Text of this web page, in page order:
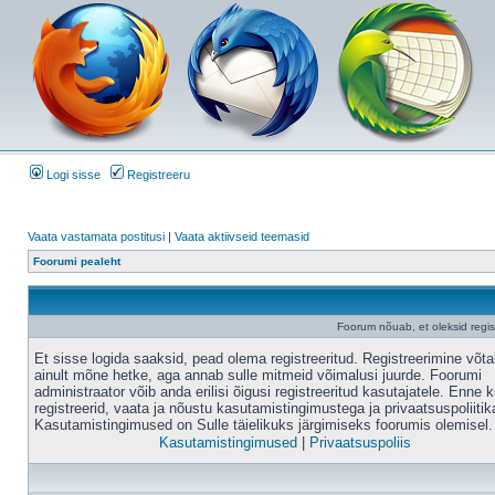
Logi sisse Registreeru
Vaata vastamata postitusi | Vaata aktiivseid teemasid
Foorumi pealeht
Foorum nõuab, et oleksid
Et sisse logida saaksid, pead olema registreeritud. Registreerimine
ainult mõne hetke, aga annab sulle mitmeid võimalusi juurde. Foorumi
administraator võib anda erilisi õigusi registreeritud kasutajatele. Enne
registreerid, vaata ja nõustu kasutamistingimustega ja
Kasutamistingimused on Sulle täielikuks järgimiseks foorumis olemisel.
Kasutamistingimused
Privaatsuspoliis